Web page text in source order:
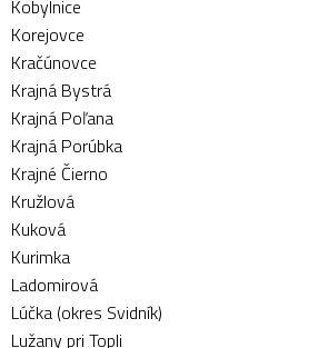
Kobylnice
Korejovce
Kračúnovce
Krajná Bystrá
Krajná Poľana
Krajná Porúbka
Krajné Čierno
Kružlová
Kuková
Kurimka
Ladomirová
Lúčka (okres Svidník)
Lužany pri Topli